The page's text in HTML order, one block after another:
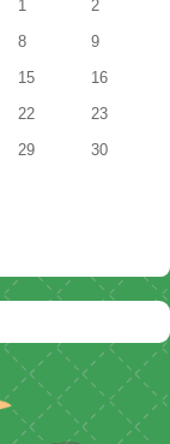
1 2
8 9
15 16
22 23
29 30